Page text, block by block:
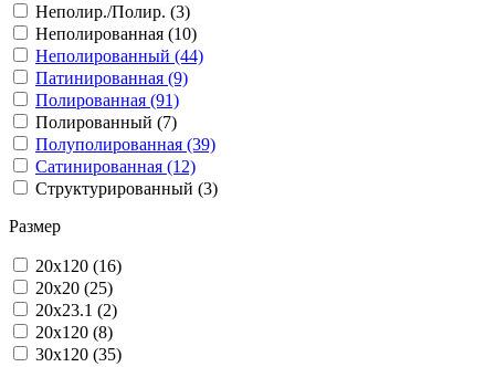
Неполир./Полир. (3)
Неполированная (10)
Неполированный (44)
Патинированная (9)
Полированная (91)
Полированный (7)
Полуполированная (39)
Сатинированная (12)
Структурированный (3)
Размер
20x120 (16)
20x20 (25)
20x23.1 (2)
20х120 (8)
30x120 (35)